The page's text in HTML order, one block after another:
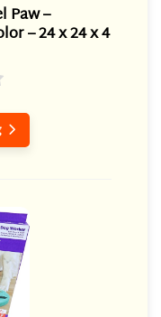
Paw –
– 24 x 24 x 4
